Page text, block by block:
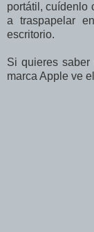
portátil, cuídenlo
a traspapelar
escritorio.
Si quieres
marca Apple ve